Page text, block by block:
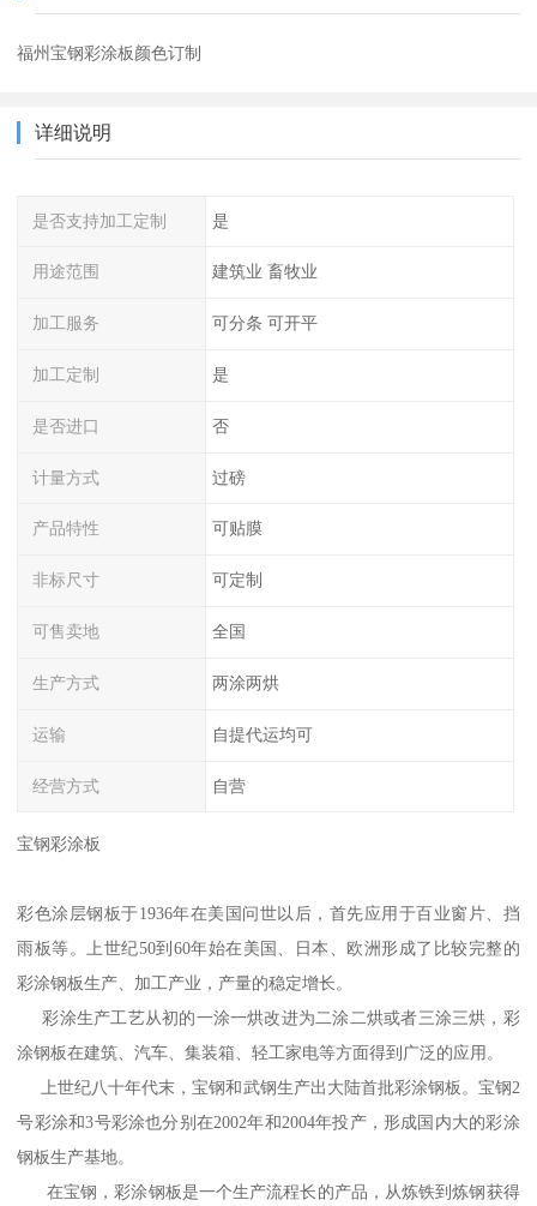
福州宝钢彩涂板颜色订制
详细说明
是否支持加工定制 是
用途范围 建筑业 畜牧业
加工服务 可分条 可开平
加工定制 是
是否进口 否
计量方式 过磅
产品特性 可贴膜
非标尺寸 可定制
可售卖地 全国
生产方式 两涂两烘
运输 自提代运均可
经营方式 自营
宝钢彩涂板
彩色涂层钢板于1936年在美国问世以后，首先应用于百业窗片、挡
雨板等。上世纪50到60年始在美国、日本、欧洲形成了比较完整的
彩涂钢板生产、加工产业，产量的稳定增长。
彩涂生产工艺从初的一涂一烘改进为二涂二烘或者三涂三烘，彩
涂钢板在建筑、汽车、集装箱、轻工家电等方面得到广泛的应用。
上世纪八十年代末，宝钢和武钢生产出大陆首批彩涂钢板。宝钢2
号彩涂和3号彩涂也分别在2002年和2004年投产，形成国内大的彩涂
钢板生产基地。
在宝钢，彩涂钢板是一个生产流程长的产品，从炼铁到炼钢获得